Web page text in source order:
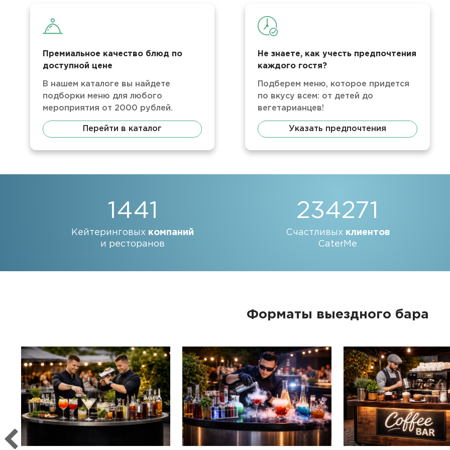
Премиальное качество блюд по
доступной цене
В нашем каталоге вы найдете
подборки меню для любого
мероприятия от 2000 рублей.
Перейти в каталог
Не знаете, как учесть предпочтения
каждого гостя?
Подберем меню, которое придется
по вкусу всем: от детей до
вегетарианцев!
Указать предпочтения
1441
Кейтеринговых компаний
и ресторанов
234271
Счастливых клиентов
CaterMe
Форматы выездного бара